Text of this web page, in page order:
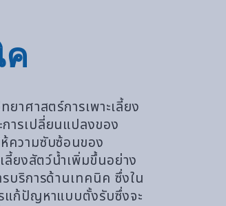
ยาศาสตร์การเพาะเลี้ยง
ารเปลี่ยนแปลงของ
ความซับซ้อนของ
ลี้ยงสัตว์น้ำเพิ่มขึ้นอย่าง
บริการด้านเทคนิค ซึ่งใน
แก้ปัญหาแบบตั้งรับซึ่งจะ